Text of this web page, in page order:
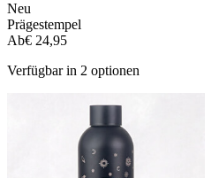
Neu
Prägestempel
Ab€ 24,95
Verfügbar in 2 optionen